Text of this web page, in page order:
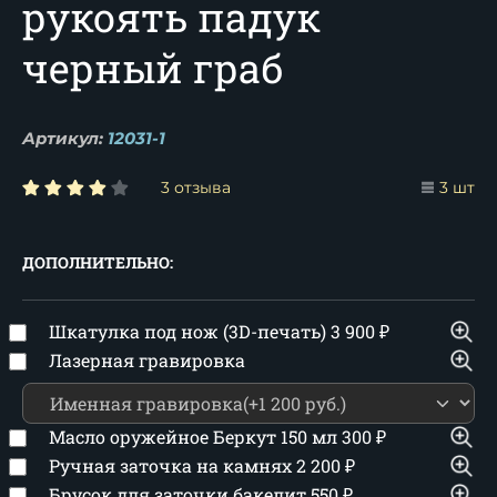
рукоять падук
черный граб
Артикул: 12031-1
3 отзыва 3 шт
ДОПОЛНИТЕЛЬНО:
Шкатулка под нож (3D-печать)3 900₽
Лазерная гравировка
Масло оружейное Беркут 150 мл300₽
Ручная заточка на камнях2 200₽